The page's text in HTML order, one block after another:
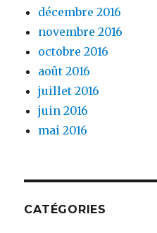
décembre 2016
novembre 2016
octobre 2016
août 2016
juillet 2016
juin 2016
mai 2016
CATÉGORIES